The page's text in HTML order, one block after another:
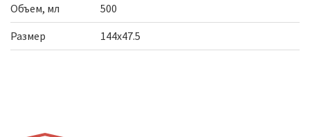
Объем, мл
500
Размер
144х47.5